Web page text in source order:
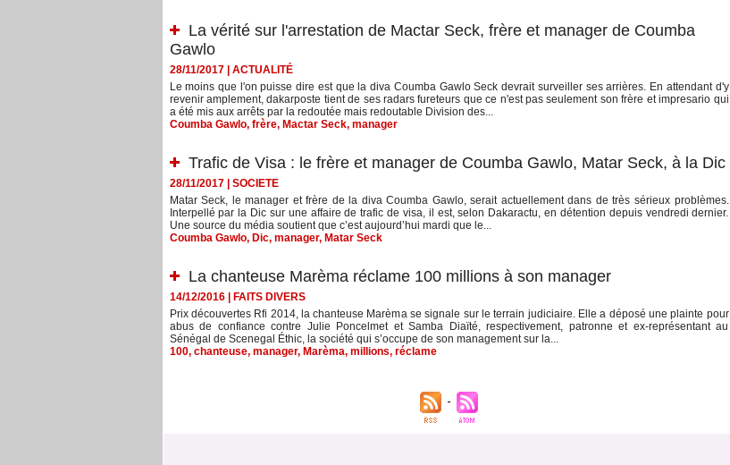
La vérité sur l'arrestation de Mactar Seck, frère et manager de Coumba
Gawlo
28/11/2017| ACTUALITÉ
Le moins que l'on puisse dire est que la diva Coumba Gawlo Seck devrait surveiller ses arrières. En attendant d'y
revenir amplement, dakarposte tient de ses radars fureteurs que ce n'est pas seulement son frère et impresario qui
a été mis aux arrêts par la redoutée mais redoutable Division des...
Coumba Gawlo, frère, Mactar Seck, manager
Trafic de Visa : le frère et manager de Coumba Gawlo, Matar Seck, à la Dic
28/11/2017| SOCIETE
Matar Seck, le manager et frère de la diva Coumba Gawlo, serait actuellement dans de très sérieux problèmes.
Interpellé par la Dic sur une affaire de trafic de visa, il est, selon Dakaractu, en détention depuis vendredi dernier.
Une source du média soutient que c’est aujourd’hui mardi que le...
Coumba Gawlo, Dic, manager, Matar Seck
La chanteuse Marèma réclame 100 millions à son manager
14/12/2016|
FAITS DIVERS
Prix découvertes Rfi 2014, la chanteuse Marèma se signale sur le terrain judiciaire. Elle a déposé une plainte pour
abus de confiance contre Julie Poncelmet et Samba Diaïté, respectivement, patronne et ex-représentant au
Sénégal de Scenegal Éthic, la société qui s’occupe de son management sur la...
100, chanteuse, manager, Marèma, millions, réclame